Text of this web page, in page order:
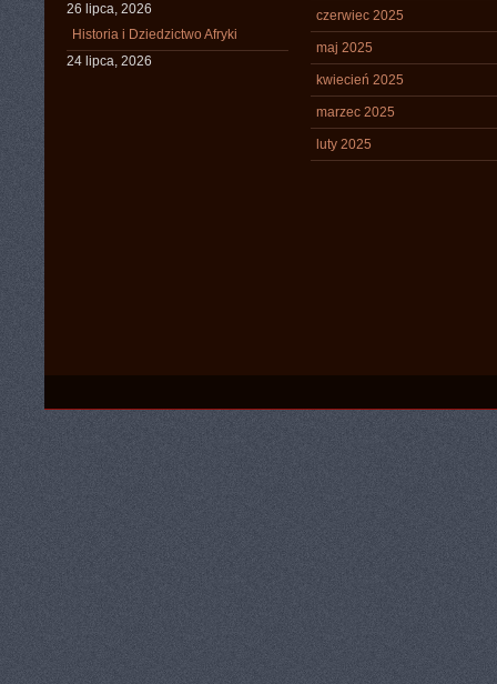
26 lipca, 2026
Historia i Dziedzictwo Afryki
24 lipca, 2026
czerwiec 2025
maj 2025
kwiecień 2025
marzec 2025
luty 2025